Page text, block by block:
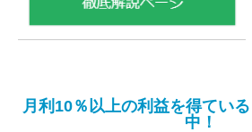
月利10％以上の利益を得てい
中！